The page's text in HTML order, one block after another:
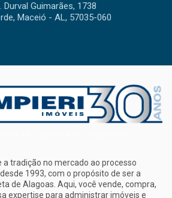
Durval Guimarães, 1738
Maceió - AL, 57035-060
a tradição no mercado ao processo
1993, com o propósito de ser a
de Alagoas. Aqui, você vende, compra,
expertise para administrar imóveis e